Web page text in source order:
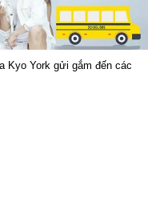
Kyo York gửi gắm đến các